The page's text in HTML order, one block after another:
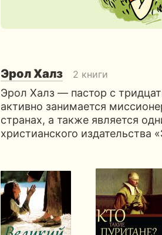
Эрол Халз 2 книги
Эрол Халз — пастор с
активно занимается
странах, а также является
христианского издательства